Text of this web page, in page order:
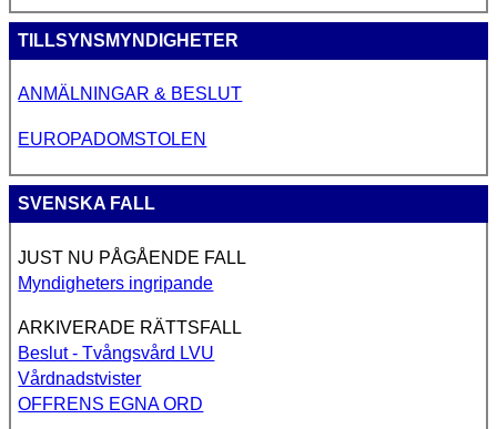
TILLSYNSMYNDIGHETER
ANMÄLNINGAR & BESLUT
EUROPADOMSTOLEN
SVENSKA FALL
JUST NU PÅGÅENDE FALL
Myndigheters ingripande
ARKIVERADE RÄTTSFALL
Beslut - Tvångsvård LVU
Vårdnadstvister
OFFRENS EGNA ORD